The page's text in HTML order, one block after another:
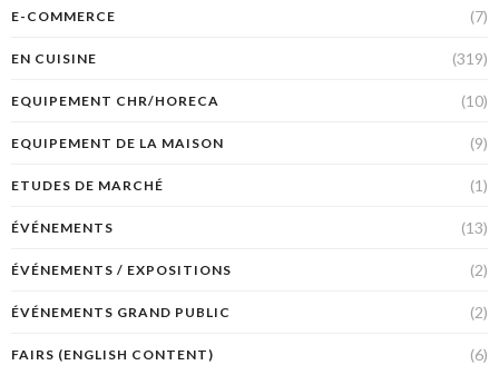
E-COMMERCE (7)
EN CUISINE (319)
EQUIPEMENT CHR/HORECA (10)
EQUIPEMENT DE LA MAISON (9)
ETUDES DE MARCHÉ (1)
ÉVÉNEMENTS (13)
ÉVÉNEMENTS / EXPOSITIONS (2)
ÉVÉNEMENTS GRAND PUBLIC (2)
FAIRS (ENGLISH CONTENT) (6)